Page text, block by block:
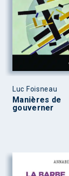
Luc Foisneau
Manières de
gouverner